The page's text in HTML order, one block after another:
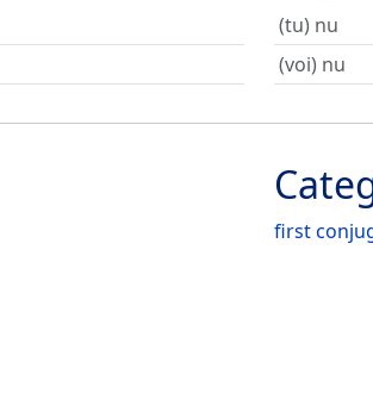
(tu) nu
(voi) nu
first